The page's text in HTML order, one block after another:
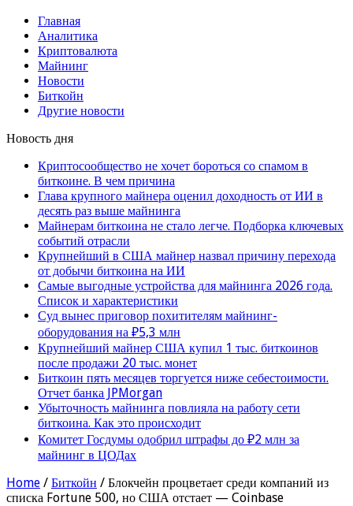
Главная
Аналитика
Криптовалюта
Майнинг
Новости
Биткойн
Другие новости
Новость дня
Криптосообщество не хочет бороться со спамом в
биткоине. В чем причина
Глава крупного майнера оценил доходность от ИИ в
десять раз выше майнинга
Майнерам биткоина не стало легче. Подборка ключевых
событий отрасли
Крупнейший в США майнер назвал причину перехода
от добычи биткоина на ИИ
Самые выгодные устройства для майнинга 2026 года.
Список и характеристики
Суд вынес приговор похитителям майнинг-
оборудования на ₽5,3 млн
Крупнейший майнер США купил 1 тыс. биткоинов
после продажи 20 тыс. монет
Биткоин пять месяцев торгуется ниже себестоимости.
Отчет банка JPMorgan
Убыточность майнинга повлияла на работу сети
биткоина. Как это происходит
Комитет Госдумы одобрил штрафы до ₽2 млн за
майнинг в ЦОДах
Home / Биткойн / Блокчейн процветает среди компаний из
списка Fortune 500, но США отстает — Coinbase